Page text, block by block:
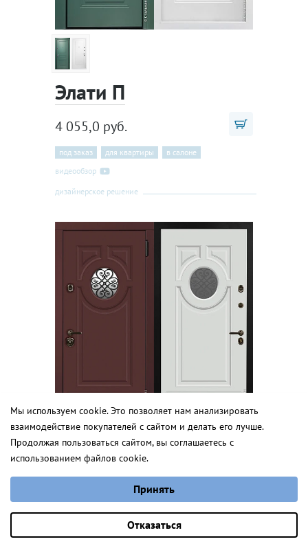
Скарлет Д
от 3 648 руб.
Оставить заявку
Элати П
4 055,0 руб.
под заказ для квартиры
в салоне
видеообзор
от 3 266,0 руб.
Мы используем cookie. Это позволяет нам анализировать
взаимодействие покупателей с сайтом и делать его лучше.
Продолжая пользоваться сайтом, вы соглашаетесь с
использованием файлов cookie.
Выберите настройки cookie
Аналитические/Функциональные
Принять
Отказаться